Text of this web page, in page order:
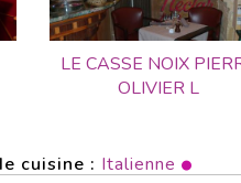
LE CASSE NOIX
OLIVIER L
cuisine : Italienne